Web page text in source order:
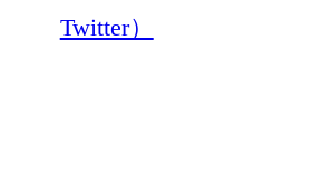
Twitter）